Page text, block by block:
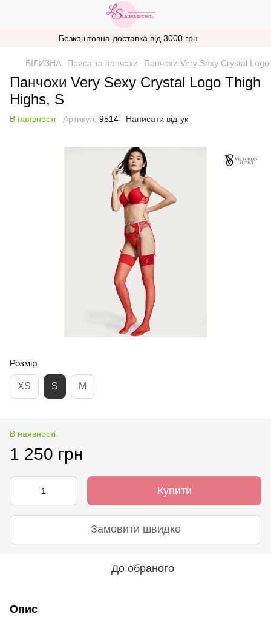
Безкоштовна доставка від 3000 грн
БІЛИЗНА Пояса та панчохи Панчохи Very Sexy Crystal
Панчохи Very Sexy Crystal Logo Thigh
Highs, S
В наявності Артикул: 9514 Написати відгук
Розмір
XS S M
В наявності
1 250 грн
Купити
Замовити швидко
До обраного
Опис